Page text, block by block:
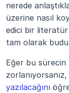
nerede
üzerine nasıl
edici bir literatür
tam olarak
Eğer bu sürecin
zorlanıyorsanız,
yazılacağını